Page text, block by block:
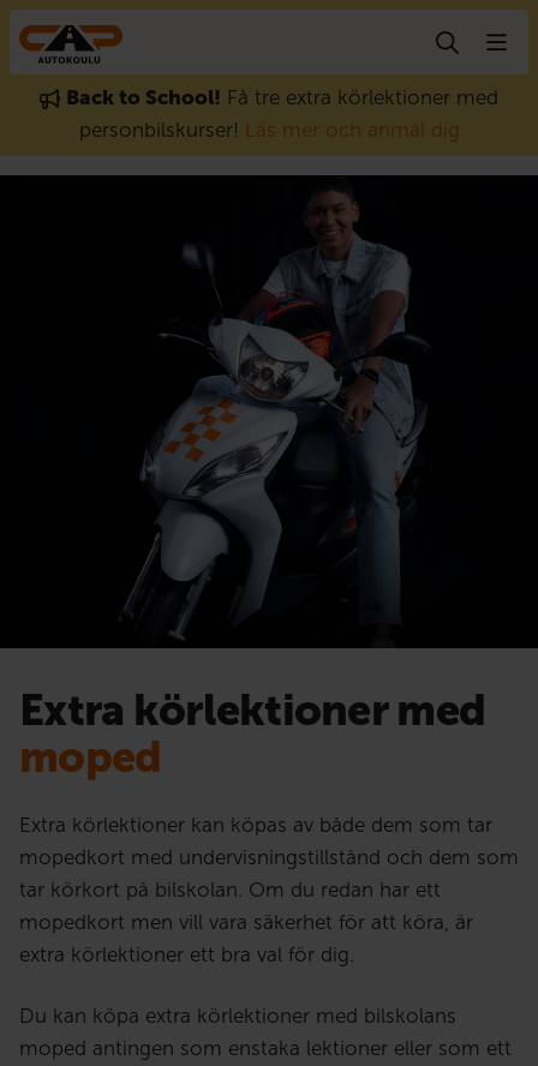
Gå till innehåll
Back to School! Få tre extra körlektioner med
personbilskurser! Läs mer och anmäl dig
Extra körlektioner med
moped
Extra körlektioner kan köpas av både dem som tar
mopedkort med undervisningstillstånd och dem som
tar körkort på bilskolan. Om du redan har ett
mopedkort men vill vara säkerhet för att köra, är
extra körlektioner ett bra val för dig.
Du kan köpa extra körlektioner med bilskolans
moped antingen som enstaka lektioner eller som ett